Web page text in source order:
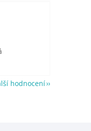
je 5 z 5 hvězdiček.
hodnocení